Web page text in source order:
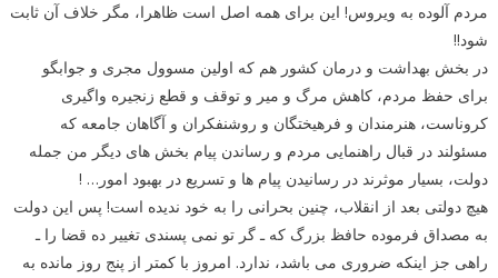
مردم آلوده به ویروس! این برای همه اصل است ظاهرا، مگر خلاف آن ثابت
شود!!
در بخش بهداشت و درمان کشور هم که اولین مسوول مجری و جوابگو
برای حفظ مردم، کاهش مرگ و میر و توقف و قطع زنجیره واگیری
کروناست، هنرمندان و فرهیختگان و روشنفکران و آگاهان جامعه که
مسئولند در قبال راهنمایی مردم و رساندن پیام بخش های دیگر من جمله
دولت، بسیار موثرند در رسانیدن پیام ها و تسریع در بهبود امور… !
هیچ دولتی بعد از انقلاب، چنین بحرانی را به خود ندیده است! پس این دولت
به مصداق فرموده حافظ بزرگ که ـ گر تو نمی پسندی تغییر ده قضا را ـ
راهی جز اینکه ضروری می باشد، ندارد. امروز با کمتر از پنج روز مانده به